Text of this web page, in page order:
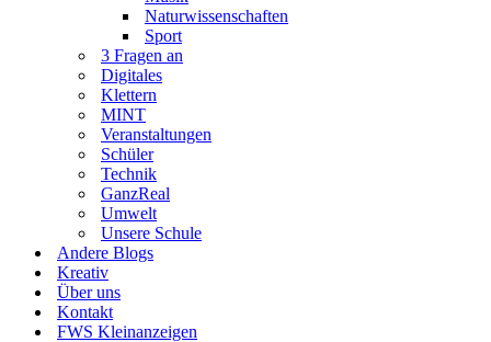
Naturwissenschaften
Sport
3 Fragen an
Digitales
Klettern
MINT
Veranstaltungen
Schüler
Technik
GanzReal
Umwelt
Unsere Schule
Andere Blogs
Kreativ
Über uns
Kontakt
FWS Kleinanzeigen